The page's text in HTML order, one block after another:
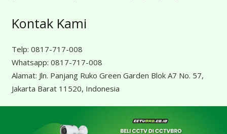
Kontak Kami
Telp: 0817-717-008
Whatsapp: 0817-717-008
Alamat: Jln. Panjang Ruko Green Garden Blok A7 No. 57,
Jakarta Barat 11520, Indonesia